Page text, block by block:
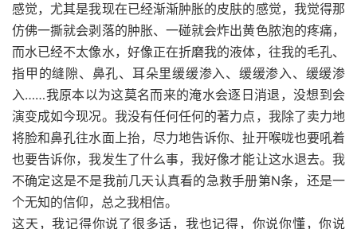
感觉，尤其是我现在已经渐渐肿胀的皮肤的感觉，我觉得那
仿佛一撕就会剥落的肿胀、一碰就会炸出黄色脓泡的疼痛，
而水已经不太像水，好像正在折磨我的液体，往我的毛孔、
指甲的缝隙、鼻孔、耳朵里缓缓渗入、缓缓渗入、缓缓渗
入……我原本以为这莫名而来的淹水会逐日消退，没想到会
演变成如今现况。我没有任何任何的著力点，我除了卖力地
将脸和鼻孔往水面上抬，尽力地告诉你、扯开喉咙也要吼着
也要告诉你，我发生了什么事，我好像才能让这水退去。我
不确定这是不是我前几天认真看的急救手册第N条，还是一
个无知的信仰，总之我相信。
这天，我记得你说了很多话，我也记得，你说你懂，你说